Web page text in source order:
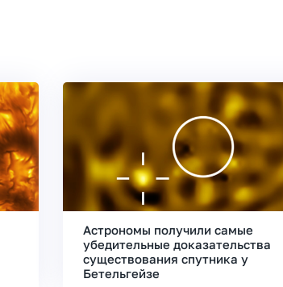
Астрономы получили самые
убедительные доказательства
существования спутника у
Бетельгейзе